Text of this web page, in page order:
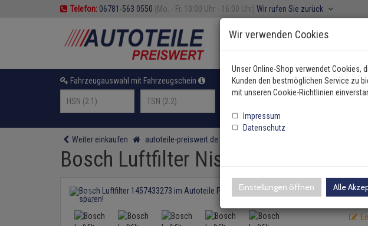
Telefon: 06781-563 0550 (Mo. - Fr. 10:00 Uhr - 16:00 Uhr) Wir rufen Sie zurück
Fahrzeugauswahl mit Fahrzeugschein oder Fahrzeugtyp manuell wählen
Weiter einkaufen autoteile-preiswert.de
Bosch Luftfilter Nissan Micra Note
Wir verwenden Cookies
Unser Online-Shop verwendet Cookies,
Kunden den bestmöglichen Service zu
mit unseren Cookie-Richtlinien
Impressum
Datenschutz
Einstellungen öffnen Alle